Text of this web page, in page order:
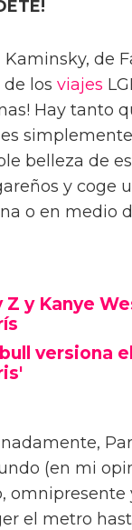
Kaminsky, de
los viajes
Hay tanto
es
belleza de
y coge
o en medio
Z y Kanye
versiona
(en mi
omnipresente
el metro